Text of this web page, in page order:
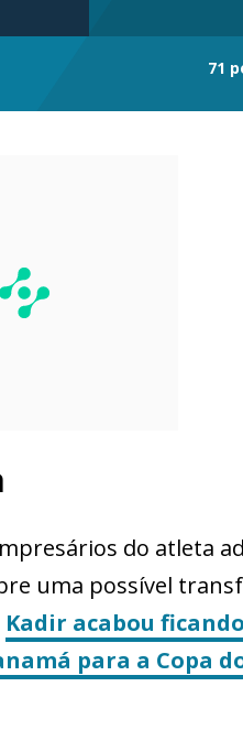
71
do atleta
uma possível
Kadir acabou
para a Copa